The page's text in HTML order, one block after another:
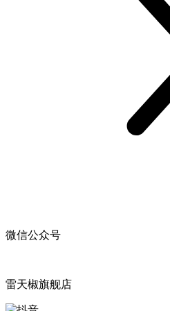
微信公众号
雷天椒旗舰店